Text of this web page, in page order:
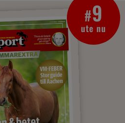
#9
ute nu